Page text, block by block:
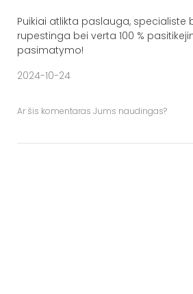
Puikiai atlikta paslauga, specialiste
rupestinga bei verta 100 %
pasimatymo!
2024-10-24
Ar šis komentaras Jums naudingas?